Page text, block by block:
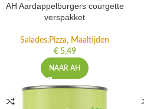
AH Aardappelburgers courgette
verspakket
Salades,Pizza, Maaltijden
€5,49
NAAR AH